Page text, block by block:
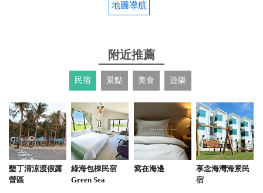
地圖導航
附近推薦
民宿 景點 美食 遊樂
墾丁清涼渡假露
營區
綠海包棟民宿
Green Sea
窩在海邊
享念海灣海景民
宿